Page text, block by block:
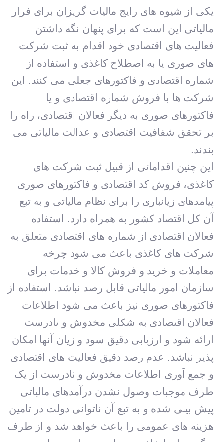
یکی از شیوه های رایج مالیات گریزان برای فرار
مالیاتی این است که برای پنهان نگه داشتن
فعالیت های اقتصادی خود اقدام به ثبت شرکت
های صوری یا به اصطلاح کاغذی و استفاده از
شماره اقتصادی و فاکتورهای جعلی می کنند. این
شرکت ها با فروش شماره اقتصادی و یا
فاکتورهای صوری به دیگر فعالان اقتصادی، راه را
بر تحقق شفافیت اقتصادی و عدالت مالیاتی می
بندند.
این چنین اقداماتی از قبیل ثبت شرکت های
کاغذی، فروش کد اقتصادی و فاکتورهای صوری
پیامدهای زیانباری را برای نظام مالیاتی و به تبع
آن کل اقتصاد کشور به همراه دارد. استفاده
فعالان اقتصادی از شماره های اقتصادی متعلق به
شرکت های کاغذی باعث می شود چرخه
معاملات و خرید و فروش کالا و خدمات برای
سازمان امور مالیاتی قابل رصد نباشد. استفاده از
فاکتورهای صوری نیز باعث می شود اطلاعات
فعالان اقتصادی به شکلی مخدوش و نادرست
ارائه شود و ارزیابی دقیق سود و زیان آنها امکان
پذیر نباشد. عدم رصد دقیق فعالیت های اقتصادی
و جمع آوری اطلاعات مخدوش و نادرست از یک
طرف موجبات وصول نشدن درآمدهای مالیاتی
پیش بینی شده و به تبع آن ناتوانی دولت در تامین
هزینه های عمومی را باعث خواهد شد و از طرف